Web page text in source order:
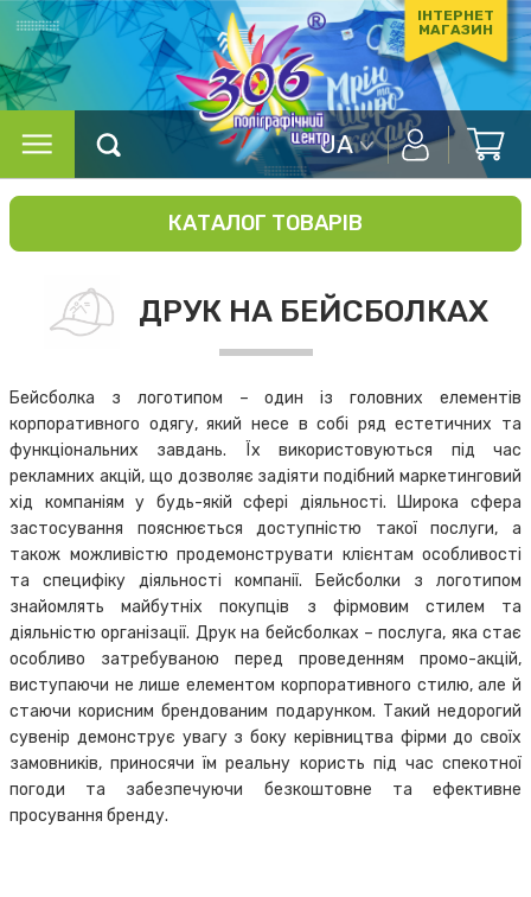
ІНТЕРНЕТ
МАГАЗИН
UA
КАТАЛОГ ТОВАРІВ
ДРУК НА БЕЙСБОЛКАХ
Бейсболка з логотипом – один із головних елементів
корпоративного одягу, який несе в собі ряд естетичних та
функціональних завдань. Їх використовуються під час
рекламних акцій, що дозволяє задіяти подібний маркетинговий
хід компаніям у будь-якій сфері діяльності. Широка сфера
застосування пояснюється доступністю такої послуги, а
також можливістю продемонструвати клієнтам особливості
та специфіку діяльності компанії. Бейсболки з логотипом
знайомлять майбутніх покупців з фірмовим стилем та
діяльністю організації. Друк на бейсболках – послуга, яка стає
особливо затребуваною перед проведенням промо-акцій,
виступаючи не лише елементом корпоративного стилю, але й
стаючи корисним брендованим подарунком. Такий недорогий
сувенір демонструє увагу з боку керівництва фірми до своїх
замовників, приносячи їм реальну користь під час спекотної
погоди та забезпечуючи безкоштовне та ефективне
просування бренду.